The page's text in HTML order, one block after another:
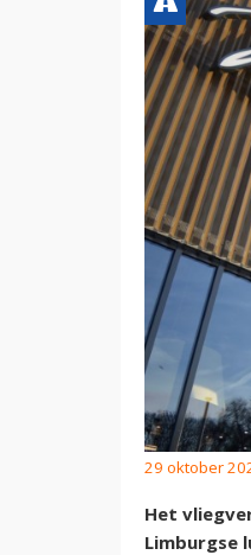
29 oktober
Het
Limburgse